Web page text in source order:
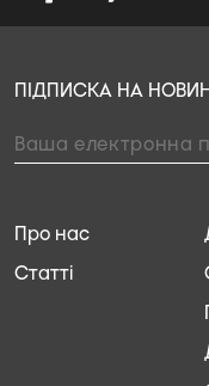
Про нас
Статті
ПІДПИСКА НА